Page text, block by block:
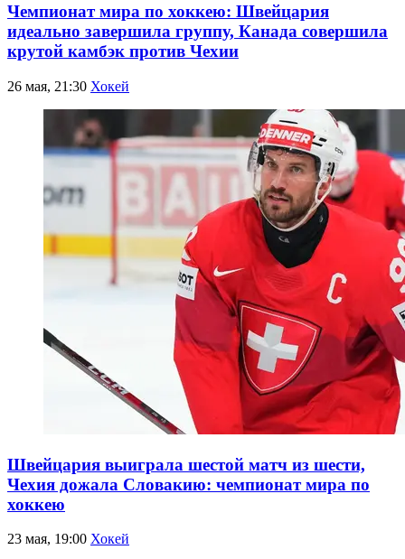
Чемпионат мира по хоккею: Швейцария
идеально завершила группу, Канада совершила
крутой камбэк против Чехии
26 мая, 21:30 Хокей
Швейцария выиграла шестой матч из шести,
Чехия дожала Словакию: чемпионат мира по
хоккею
23 мая, 19:00 Хокей